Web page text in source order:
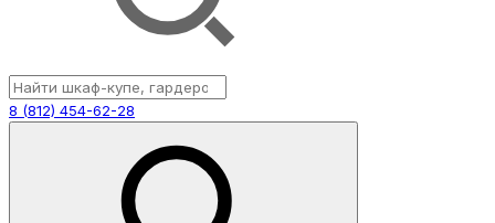
8 (812) 454-62-28